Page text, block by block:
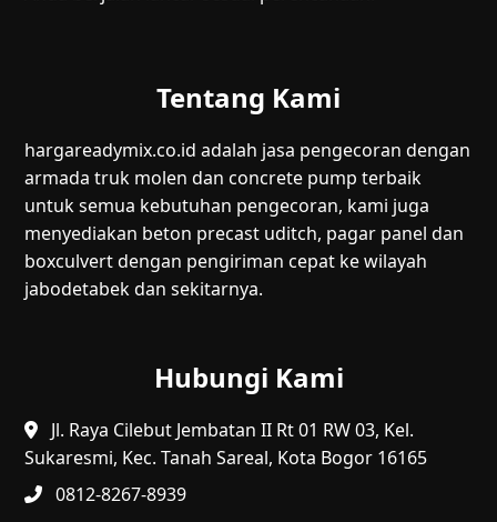
Tentang Kami
hargareadymix.co.id adalah jasa pengecoran dengan
armada truk molen dan concrete pump terbaik
untuk semua kebutuhan pengecoran, kami juga
menyediakan beton precast uditch, pagar panel dan
boxculvert dengan pengiriman cepat ke wilayah
jabodetabek dan sekitarnya.
Hubungi Kami
Jl. Raya Cilebut Jembatan II Rt 01 RW 03, Kel.
Sukaresmi, Kec. Tanah Sareal, Kota Bogor 16165
0812-8267-8939